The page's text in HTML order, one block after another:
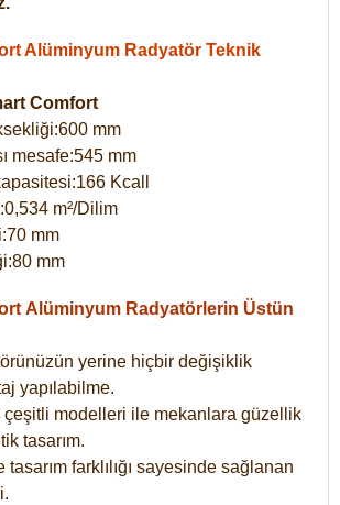
Alüminyum Radyatör Teknik
Comfort
mm
mesafe:545 mm
Kcall
m²/Dilim
mm
mm
Alüminyum Radyatörlerin Üstün
yerine hiçbir değişiklik
yapılabilme.
çeşitli modelleri ile mekanlara güzellik
tasarım.
farklılığı sayesinde sağlanan